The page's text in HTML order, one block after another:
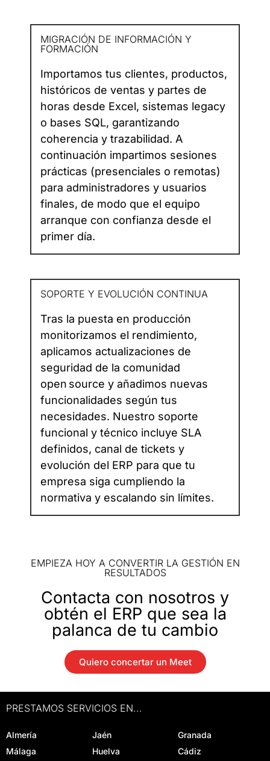
MIGRACIÓN DE INFORMACIÓN Y
FORMACIÓN
Importamos tus clientes, productos,
históricos de ventas y partes de
horas desde Excel, sistemas legacy
o bases SQL, garantizando
coherencia y trazabilidad. A
continuación impartimos sesiones
prácticas (presenciales o remotas)
para administradores y usuarios
finales, de modo que el equipo
arranque con confianza desde el
primer día.
SOPORTE Y EVOLUCIÓN CONTINUA
Tras la puesta en producción
monitorizamos el rendimiento,
aplicamos actualizaciones de
seguridad de la comunidad
open source y añadimos nuevas
funcionalidades según tus
necesidades. Nuestro soporte
funcional y técnico incluye SLA
definidos, canal de tickets y
evolución del ERP para que tu
empresa siga cumpliendo la
normativa y escalando sin límites.
EMPIEZA HOY A CONVERTIR LA GESTIÓN EN
RESULTADOS
Contacta con nosotros y
obtén el ERP que sea la
palanca de tu cambio
Quiero concertar un Meet
PRESTAMOS SERVICIOS EN...
Almería Jaén
Granada
Málaga
Huelva
Cádiz